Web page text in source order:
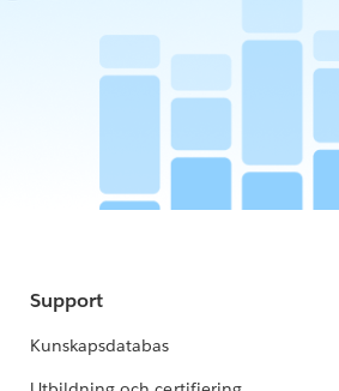
Support
Kunskapsdatabas